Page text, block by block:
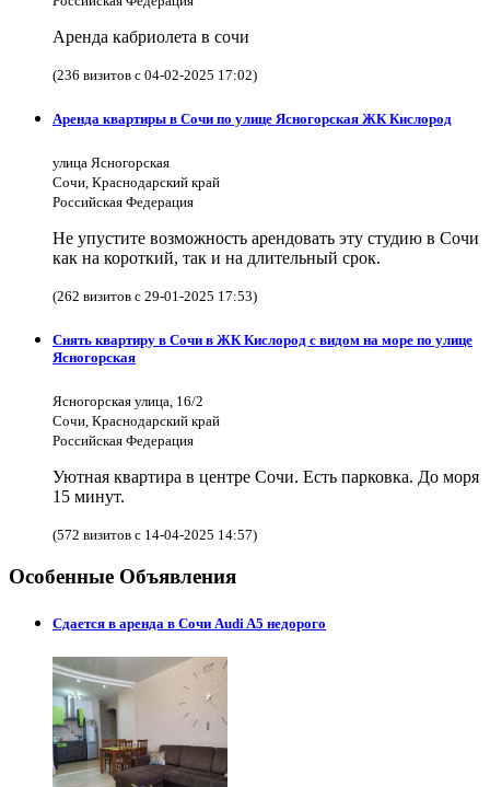
Аренда кабриолета в сочи
(236 визитов с 04-02-2025 17:02)
Аренда квартиры в Сочи по улице Ясногорская ЖК Кислород
улица Ясногорская
Сочи, Краснодарский край
Российская Федерация
Не упустите возможность арендовать эту студию в Сочи
как на короткий, так и на длительный срок.
(262 визитов с 29-01-2025 17:53)
Снять квартиру в Сочи в ЖК Кислород с видом на море по улице
Ясногорская
Ясногорская улица, 16/2
Сочи, Краснодарский край
Российская Федерация
Уютная квартира в центре Сочи. Есть парковка. До моря
15 минут.
(572 визитов с 14-04-2025 14:57)
Особенные Объявления
Сдается в аренда в Сочи Audi A5 недорого